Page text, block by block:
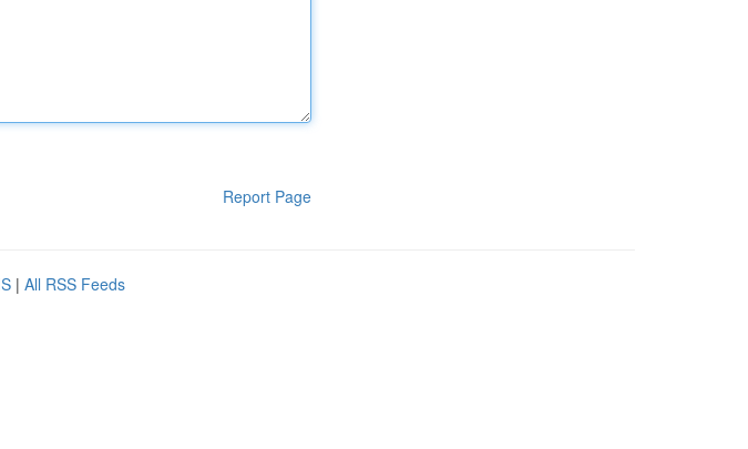
Report Page
| All RSS Feeds